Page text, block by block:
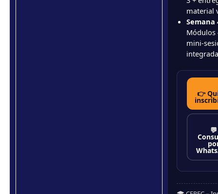
material
Semana
Módulos
mini-
👉
💬